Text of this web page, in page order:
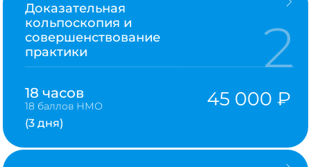
Доказательная
кольпоскопия и
совершенствование
практики
2
18 часов
18 баллов НМО
(3 дня)
45 000 ₽